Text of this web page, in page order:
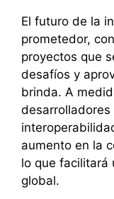
El futuro de la
prometedor,
proyectos que
desafíos y
brinda. A
aumento en la
lo que facilitará
global.